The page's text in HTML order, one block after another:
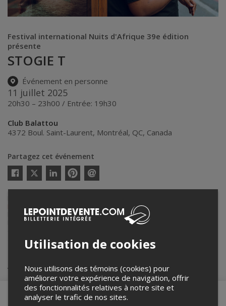
Festival international Nuits d'Afrique 39e édition
présente
STOGIE T
Événement en personne
11 juillet 2025
20h30 – 23h00 / Entrée: 19h30
Club Balattou
4372 Boul. Saint-Laurent, Montréal, QC, Canada
Partagez cet événement
Twitter
par
Nuits d'Afrique dans le cadre de l’affichage en ligne et la vente de
billets pour ses événements.
Pour plus d’information à propos de cet événement, veuillez
info@festivalnuitsdafrique.com
Achat de billets
Utilisation de cookies
Nous utilisons des témoins (cookies) pour
améliorer votre expérience de navigation, offrir
des fonctionnalités relatives à notre site et
analyser le trafic de nos sites.